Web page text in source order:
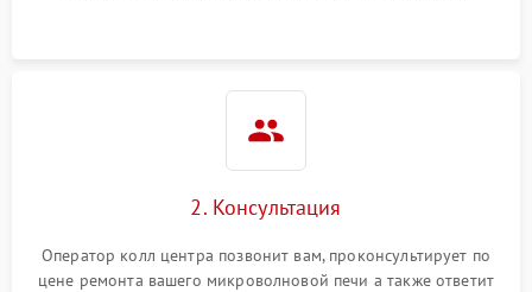
2. Консультация
Оператор колл центра позвонит вам, проконсультирует по
цене ремонта вашего микроволновой печи а также ответит